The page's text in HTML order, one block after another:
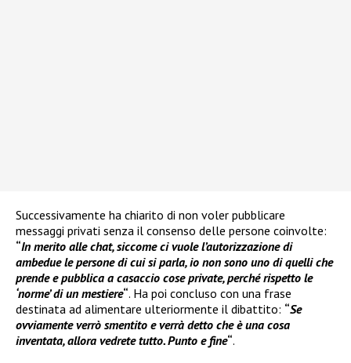
Successivamente ha chiarito di non voler pubblicare
messaggi privati senza il consenso delle persone coinvolte:
“In merito alle chat, siccome ci vuole l’autorizzazione di
ambedue le persone di cui si parla, io non sono uno di quelli che
prende e pubblica a casaccio cose private, perché rispetto le
‘norme’ di un mestiere“. Ha poi concluso con una frase
destinata ad alimentare ulteriormente il dibattito: “Se
ovviamente verrò smentito e verrà detto che è una cosa
inventata, allora vedrete tutto. Punto e fine“.